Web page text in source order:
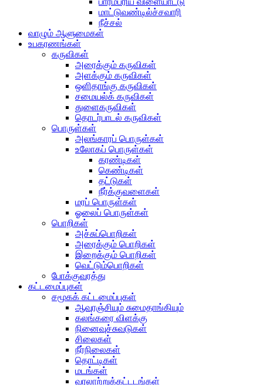
மாட்டுவண்டில்ச்சவாரி
நீச்சல்
வாழும் ஆளுமைகள்
உபகரணங்கள்
கருவிகள்
அரைக்கும் கருவிகள்
அளக்கும் கருவிகள்
ஒளிதாங்கு கருவிகள்
சமையல்க் கருவிகள்
துளைகருவிகள்
தொடர்பாடல் கருவிகள்
பொருள்கள்
அலங்காரப் பொருள்கள்
உலோகப் பொருள்கள்
கரண்டிகள்
கெண்டிகள்
தட்டுகள்
நீர்க்குவளைகள்
மரப் பொருள்கள்
ஓலைப் பொருள்கள்
பொறிகள்
அச்சுப்பொறிகள்
அரைக்கும் பொறிகள்
இறைக்கும் பொறிகள்
வெட்டும்பொறிகள்
போக்குவரத்து
கட்டமைப்புகள்
சமூகக் கட்டமைப்புகள்
ஆவுரஞ்சியும் சுமைதாங்கியும்
கலங்கரை விளக்கு
நினைவுச்சுவடுகள்
சிலைகள்
நீர்நிலைகள்
தொட்டிகள்
மடங்கள்
வரலாற்றுக்கட்டடங்கள்